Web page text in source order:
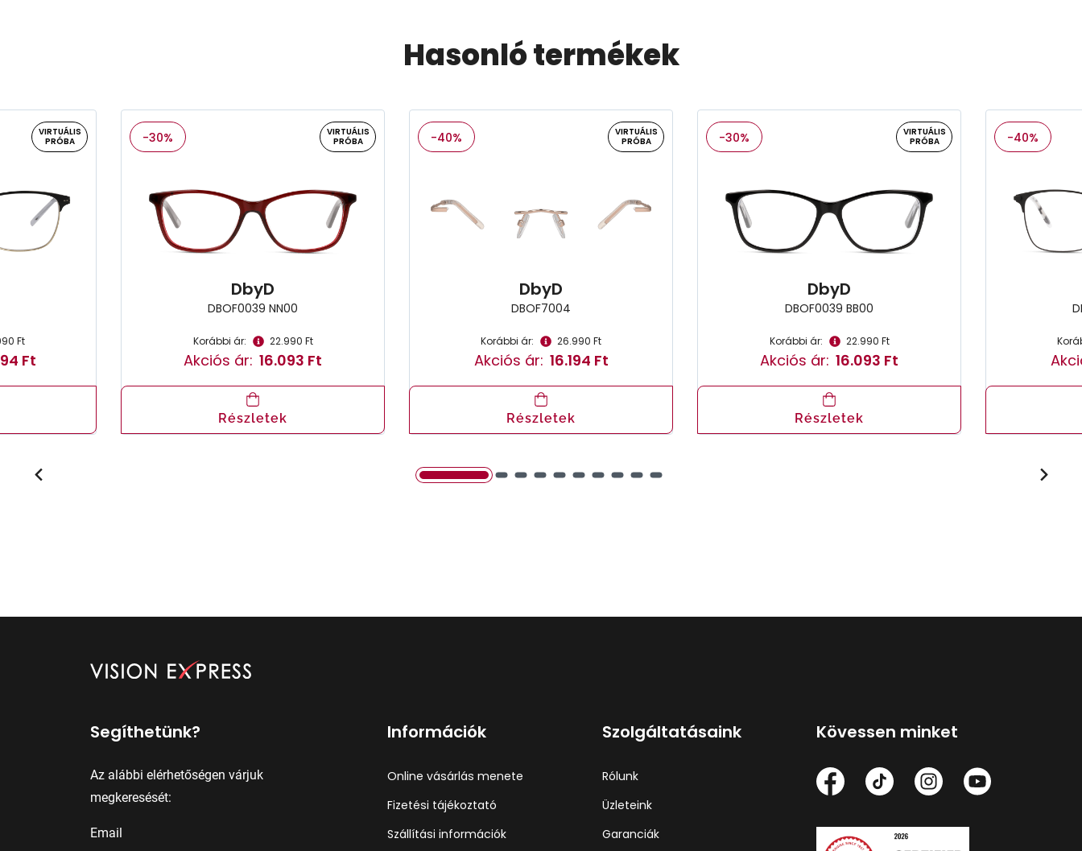
Hasonló termékek
VIRTUÁLIS
PRÓBA
Ft
Ft
-30%
VIRTUÁLIS
PRÓBA
DbyD
DBOF0039 NN00
Korábbi ár: 22.990 Ft
Akciós ár: 16.093 Ft
Részletek
-40%
VIRTUÁLIS
PRÓBA
DbyD
DBOF7004
Korábbi ár: 26.990 Ft
Akciós ár: 16.194 Ft
Részletek
-30%
VIRTUÁLIS
PRÓBA
DbyD
DBOF0039 BB00
Korábbi ár: 22.990 Ft
Akciós ár: 16.093 Ft
Részletek
-40%
Segíthetünk?
Az alábbi elérhetőségen várjuk
megkeresését:
Email
Információk
Online vásárlás menete
Fizetési tájékoztató
Szállítási információk
Szolgáltatásaink
Rólunk
Üzleteink
Garanciák
Kövessen minket